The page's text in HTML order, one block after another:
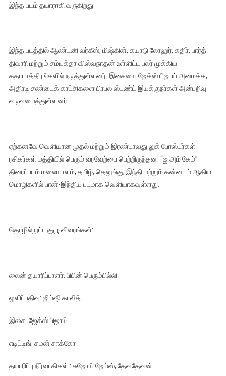
இந்த படம் தயாராகி வருகிறது.
இந்த படத்தில் ஆண்டனி வர்கீஸ், மிஷ்கின், கயாடு லோஹர், கதிர், பார்த்
திவாரி மற்றும் சம்யுக்தா விஸ்வநாதன் உள்ளிட்ட பலர் முக்கிய
கதாபாத்திரங்களில் நடித்துள்ளனர். இசையை ஜேக்ஸ் பிஜாய் அமைக்க,
அதிரடி சண்டைக் காட்சிகளை பிரபல ஸ்டண்ட் இயக்குநர்கள் அன்பறிவு
வடிவமைத்துள்ளனர்.
ஏற்கனவே வெளியான முதல் மற்றும் இரண்டாவது லுக் போஸ்டர்கள்
ரசிகர்கள் மத்தியில் பெரும் வரவேற்பை பெற்றிருந்தன. “ஐ அம் கேம்”
திரைப்படம் மலையாளம், தமிழ், தெலுங்கு, இந்தி மற்றும் கன்னடம் ஆகிய
மொழிகளில் பான்-இந்திய படமாக வெளியாகவுள்ளது.
தொழில்நுட்ப குழு விவரங்கள்:
லைன் தயாரிப்பாளர்: பிபின் பெரும்பில்லி
ஒளிப்பதிவு: ஜிம்ஷி காலித்
இசை: ஜேக்ஸ் பிஜாய்
எடிட்டிங்: சமன் சாக்கோ
தயாரிப்பு நிர்வாகிகள் : சுஜோய் ஜேம்ஸ், தேவதேவன்